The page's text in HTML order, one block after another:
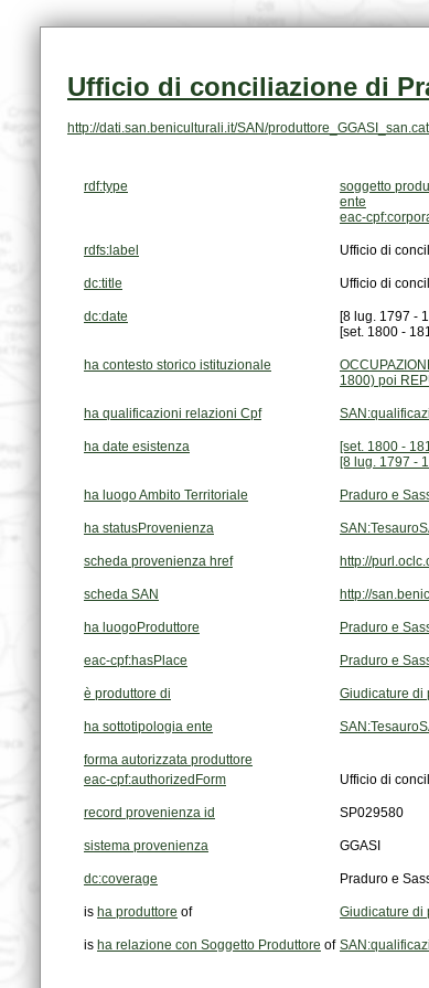
Ufficio di conciliazione di
http://dati.san.beniculturali.it/SAN/
rdf:type
soggetto
ente
eac-
rdfs:label Ufficio di
dc:title Ufficio di
dc:date
[8 lug. 1797 -
[set. 1800 -
ha contesto storico istituzionale
1800) poi
ha qualificazioni relazioni Cpf
ha date esistenza
[set. 1800 -
[8 lug. 1797 -
ha luogo Ambito Territoriale Praduro e
ha statusProvenienza
scheda provenienza href http://
scheda SAN http://
ha luogoProduttore Praduro e
eac-cpf:hasPlace Praduro e
è produttore di Giudicature di
ha sottotipologia ente
forma autorizzata produttore
eac-cpf:authorizedForm
Ufficio di
record provenienza id SP029580
sistema provenienza GGASI
dc:coverage Praduro e
is ha produttore of Giudicature di
is ha relazione con Soggetto Produttore of